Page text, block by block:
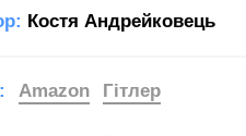
Костя Андрейковець
Amazon Гітлер